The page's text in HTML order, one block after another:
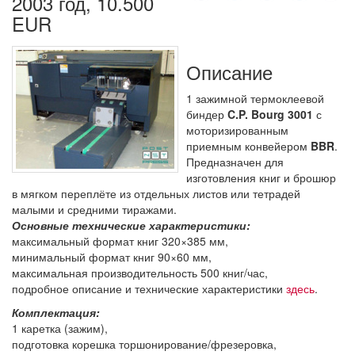
EUR
Описание
1 зажимной термоклеевой
биндер C.P. Bourg 3001 с
моторизированным
приемным конвейером BBR.
Предназначен для
изготовления книг и брошюр
в мягком переплёте из отдельных листов или тетрадей
малыми и средними тиражами.
Основные технические характеристики:
максимальный формат книг 320×385 мм,
минимальный формат книг 90×60 мм,
максимальная производительность 500 книг/час,
подробное описание и технические характеристики здесь.
Комплектация:
1 каретка (зажим),
подготовка корешка торшонирование/фрезеровка,